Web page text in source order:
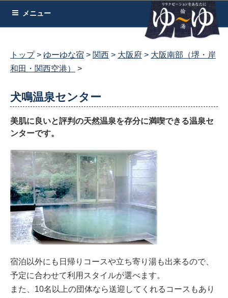
メニュー
トップ ゆーゆな宿 関西 大阪府
大阪南部（堺・岸
和田・関西空港）
犬鳴温泉センター
美肌に良いと評判の天然温泉を存分に満喫できる温泉セ
ンターです。
宿泊以外にも日帰りコースや立ち寄り湯も出来るので、
予定に合わせて利用スタイルが選べます。
また、10名以上の団体なら送迎してくれるコースもあり